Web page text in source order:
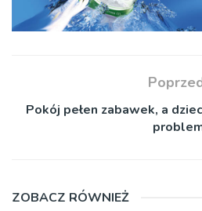
Pokój pełen zabawek, a
ZOBACZ RÓWNIEŻ